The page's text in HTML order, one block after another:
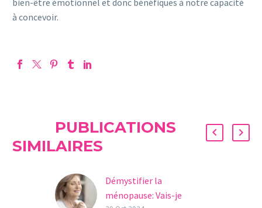
à concevoir.
PUBLICATIONS
SIMILAIRES
Démystifier la
ménopause: Vais-je